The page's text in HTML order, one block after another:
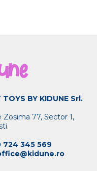
TOYS BY KIDUNE Srl.
Zosima 77, Sector 1,
724 345 569